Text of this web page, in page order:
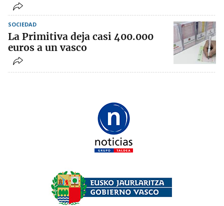
SOCIEDAD
La Primitiva deja casi 400.000
euros a un vasco